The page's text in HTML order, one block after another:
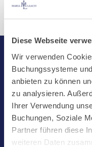
Diese Webseite
Wir verwenden
Buchungssysteme
anbieten zu können
zu analysieren.
Ihrer Verwendung
Buchungen, Soziale
Partner führen diese
weiteren Daten
Start
Aktuelles
Kloster
Klosterbetriebe
Spenden